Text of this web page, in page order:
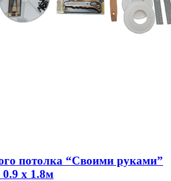
потолка “Своими руками”
х 1.8м